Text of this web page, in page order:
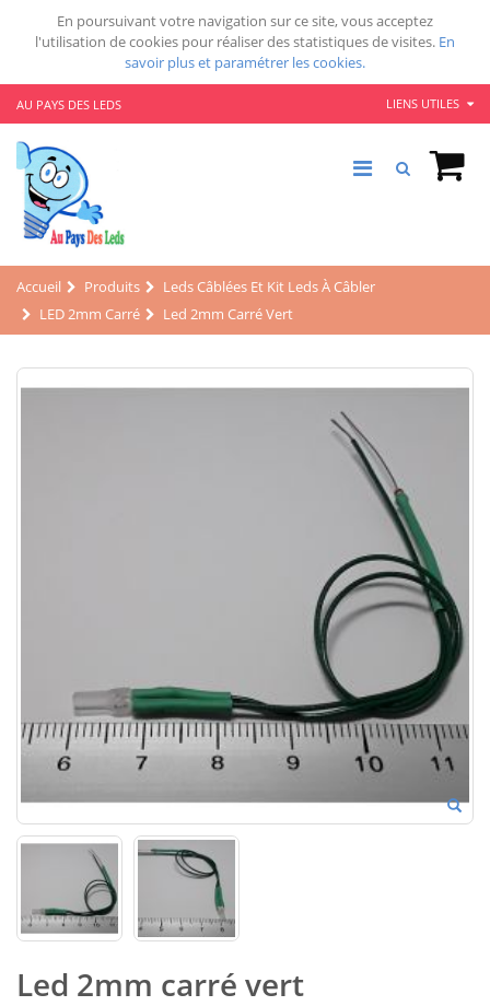
En poursuivant votre navigation sur ce site, vous acceptez
l'utilisation de cookies pour réaliser des statistiques de visites. En
savoir plus et paramétrer les cookies.
AU PAYS DES LEDS LIENS UTILES
Accueil Produits
Leds Câblées Et Kit Leds À Câbler
LED 2mm Carré
Led 2mm Carré Vert
Led 2mm carré vert